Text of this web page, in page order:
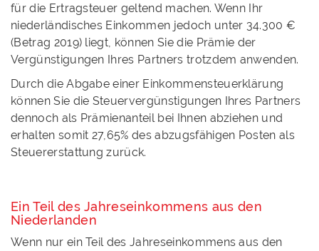
für die Ertragsteuer geltend machen. Wenn Ihr
niederländisches Einkommen jedoch unter 34.300 €
(Betrag 2019) liegt, können Sie die Prämie der
Vergünstigungen Ihres Partners trotzdem anwenden.
Durch die Abgabe einer Einkommensteuerklärung
können Sie die Steuervergünstigungen Ihres Partners
dennoch als Prämienanteil bei Ihnen abziehen und
erhalten somit 27,65% des abzugsfähigen Posten als
Steuererstattung zurück.
Ein Teil des Jahreseinkommens aus den
Niederlanden
Wenn nur ein Teil des Jahreseinkommens aus den